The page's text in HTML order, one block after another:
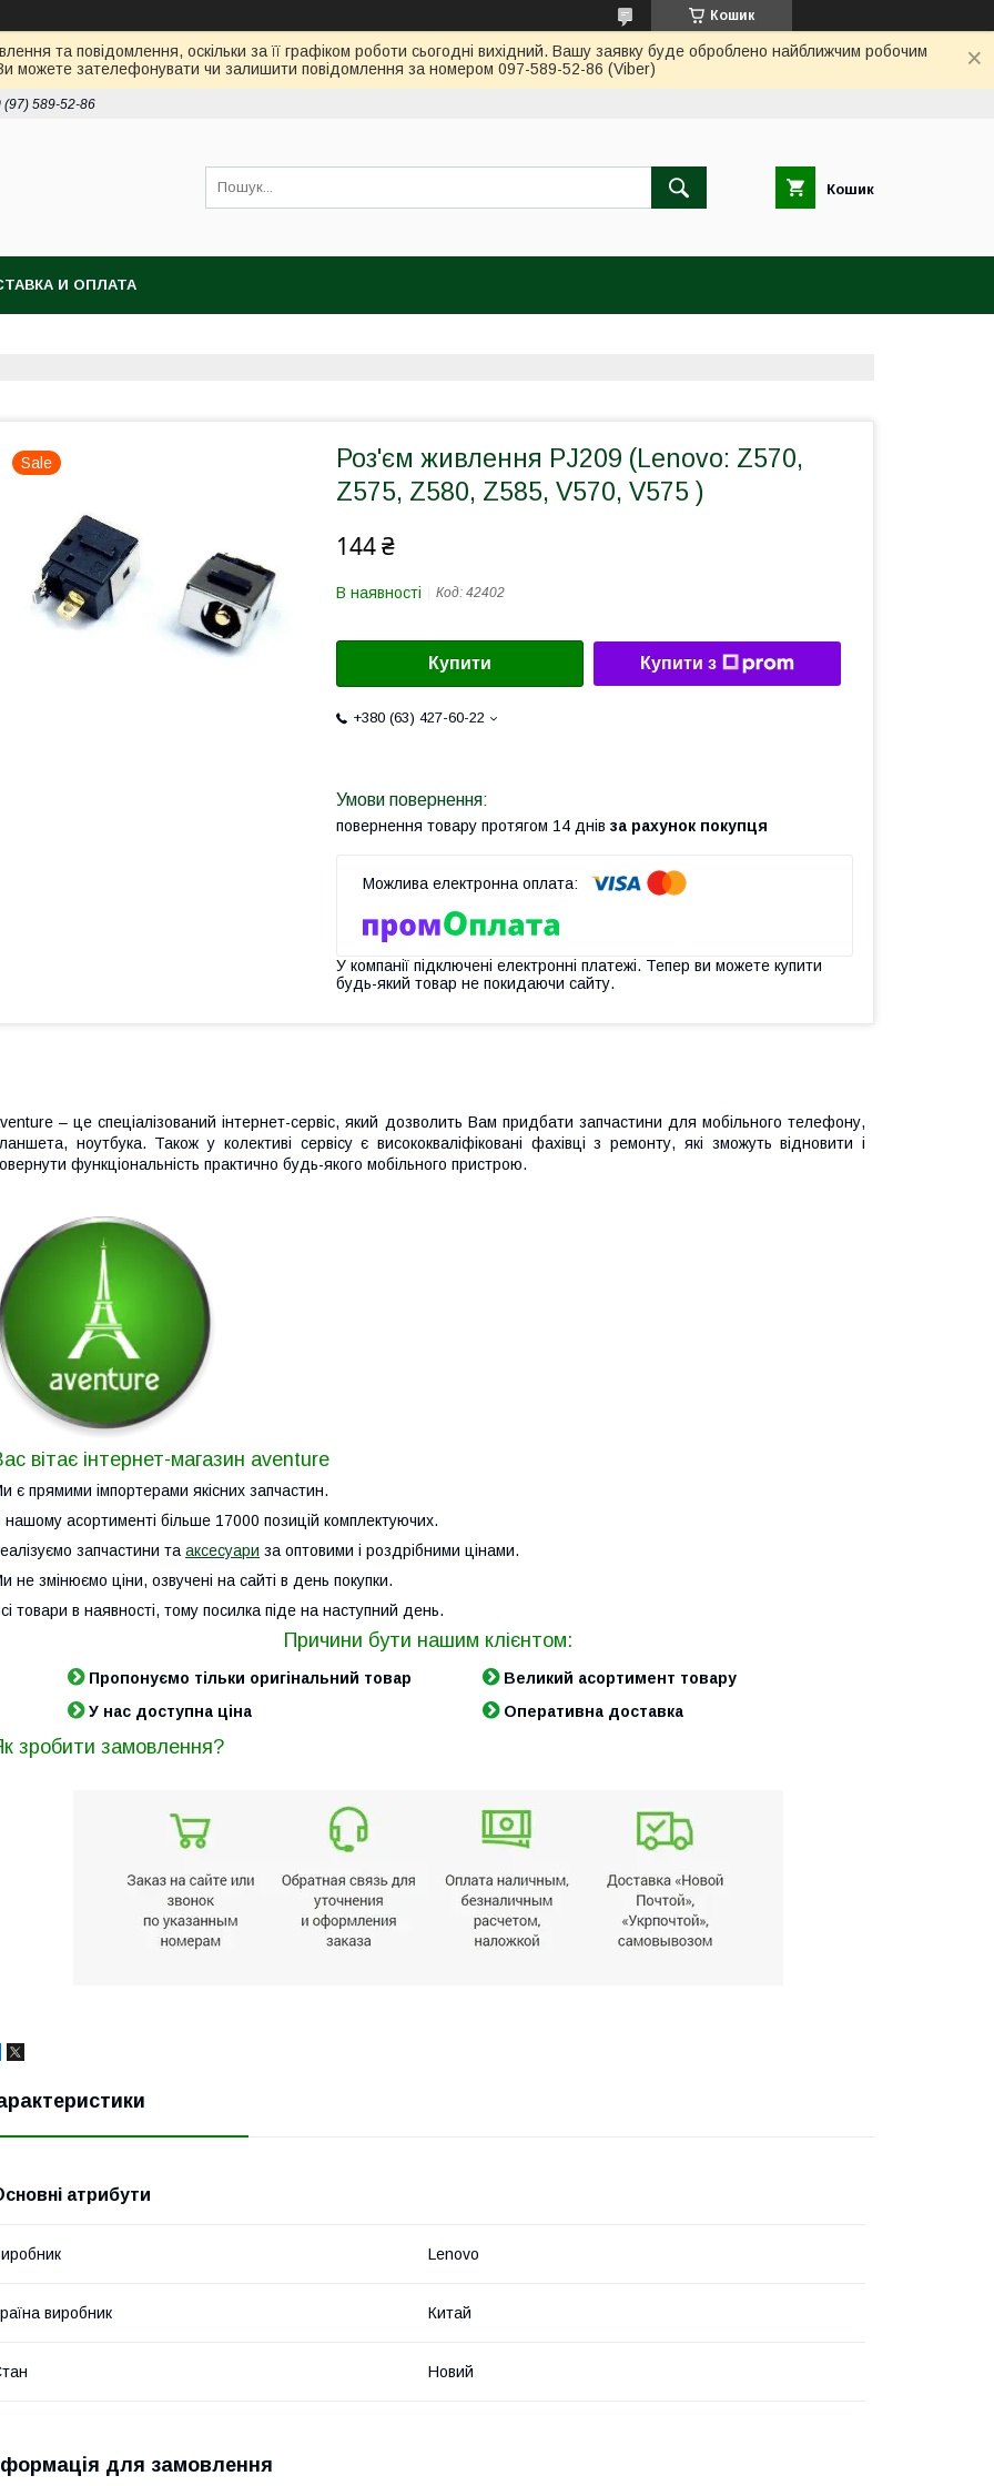
Кошик
та повідомлення, оскільки за її графіком роботи сьогодні вихідний. Вашу заявку буде оброблено найближчим робочим
можете зателефонувати чи залишити повідомлення за номером 097-589-52-86 (Viber)
(97) 589-52-86
Кошик
И ОПЛАТА
Sale
Роз'єм живлення PJ209 (Lenovo: Z570,
Z575, Z580, Z585, V570, V575 )
144 ₴
В наявності Код: 42402
Купити Купити з
+380 (63) 427-60-22
повернення товару протягом 14 днів за рахунок покупця
У компанії підключені електронні платежі. Тепер ви можете купити
будь-який товар не покидаючи сайту.
– це спеціалізований інтернет-сервіс, який дозволить Вам придбати запчастини для мобільного телефону,
ноутбука. Також у колективі сервісу є висококваліфіковані фахівці з ремонту, які зможуть відновити і
функціональність практично будь-якого мобільного пристрою.
вітає інтернет-магазин aventure
є прямими імпортерами якісних запчастин.
нашому асортименті більше 17000 позицій комплектуючих.
запчастини та аксесуари за оптовими і роздрібними цінами.
не змінюємо ціни, озвучені на сайті в день покупки.
товари в наявності, тому посилка піде на наступний день.
Причини бути нашим клієнтом:
Пропонуємо тільки оригінальний товар
Великий асортимент товару
У нас доступна ціна
Оперативна доставка
зробити замовлення?
атрибути
Lenovo
виробник Китай
Новий
для замовлення